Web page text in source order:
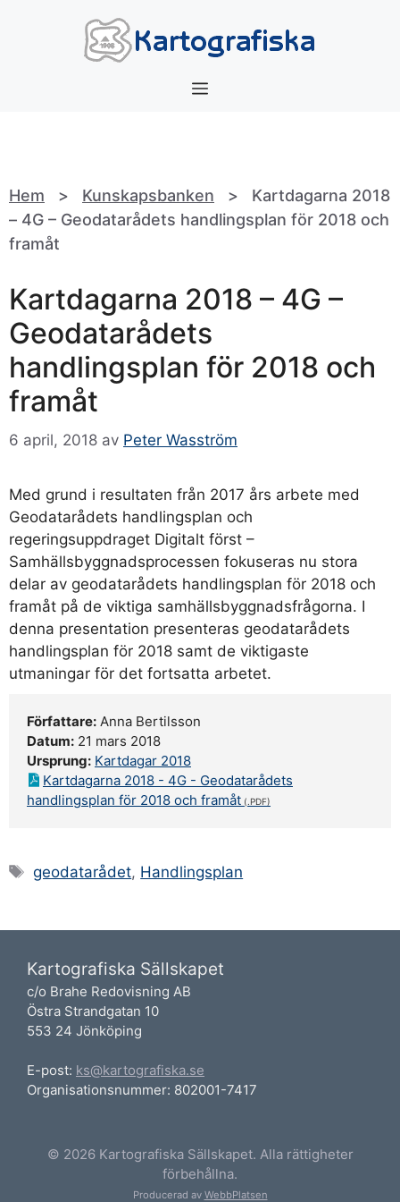
Meny
Hem > Kunskapsbanken > Kartdagarna 2018
– 4G – Geodatarådets handlingsplan för 2018 och
framåt
Kartdagarna 2018 – 4G –
Geodatarådets
handlingsplan för 2018 och
framåt
6 april, 2018 av Peter Wasström
Med grund i resultaten från 2017 års arbete med
Geodatarådets handlingsplan och
regeringsuppdraget Digitalt först –
Samhällsbyggnadsprocessen fokuseras nu stora
delar av geodatarådets handlingsplan för 2018 och
framåt på de viktiga samhällsbyggnadsfrågorna. I
denna presentation presenteras geodatarådets
handlingsplan för 2018 samt de viktigaste
utmaningar för det fortsatta arbetet.
Författare: Anna Bertilsson
Datum: 21 mars 2018
Ursprung: Kartdagar 2018
Kartdagarna 2018 - 4G - Geodatarådets
handlingsplan för 2018 och framåt
Etiketter
geodatarådet, Handlingsplan
Kartografiska Sällskapet
c/o Brahe Redovisning AB
Östra Strandgatan 10
553 24 Jönköping
E-post: ks@kartografiska.se
Organisationsnummer: 802001-7417
© 2026 Kartografiska Sällskapet. Alla rättigheter
förbehållna.
Producerad av WebbPlatsen